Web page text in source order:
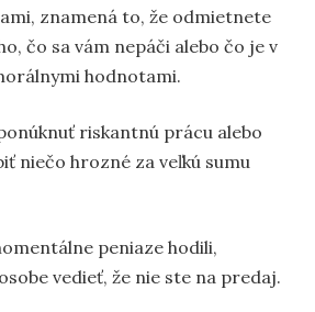
znamená to, že odmietnete
čo sa vám nepáči alebo čo je v
hodnotami.
riskantnú prácu alebo
niečo hrozné za veľkú sumu
peniaze hodili,
vedieť, že nie ste na predaj.